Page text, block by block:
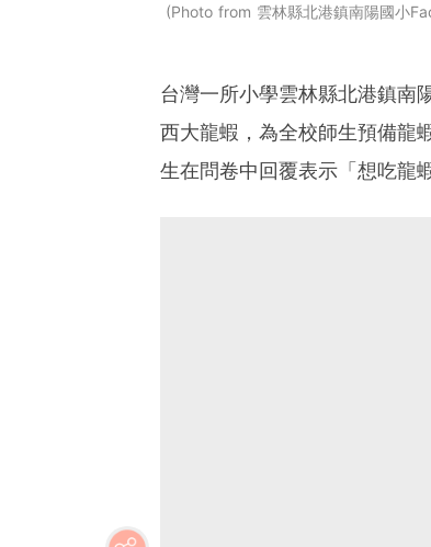
Photo from 雲林縣北港鎮南陽國小
台灣一所小學雲林縣北港鎮南
西大龍蝦，為全校師生預備龍
生在問卷中回覆表示「想吃龍